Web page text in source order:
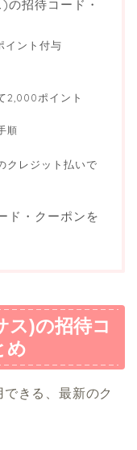
の招待コード・
ント付与
2,000ポイント
順
クレジット払いで
ド・クーポンを
ス)の招待コ
め
きる、最新のク